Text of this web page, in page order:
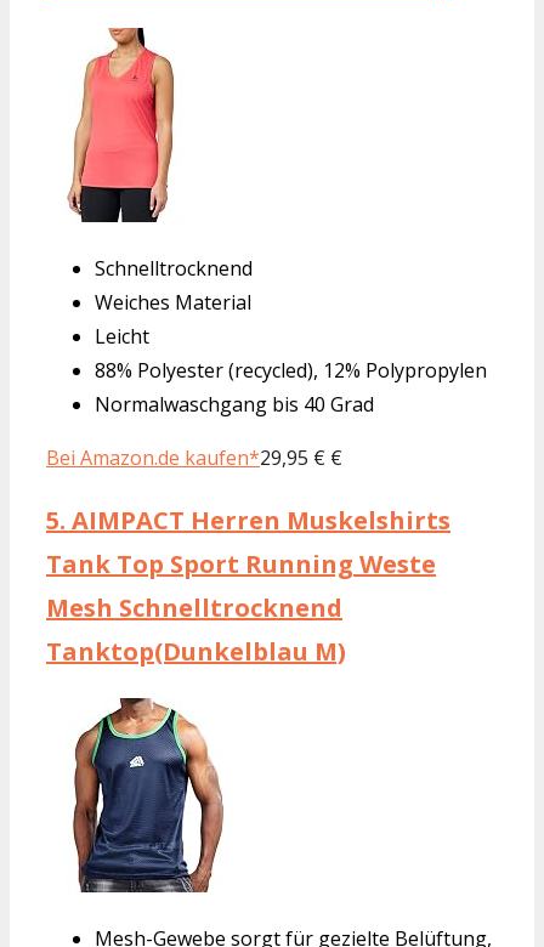
Schnelltrocknend
Weiches Material
Leicht
88% Polyester (recycled), 12% Polypropylen
Normalwaschgang bis 40 Grad
Bei Amazon.de kaufen*29,95 € €
5. AIMPACT Herren Muskelshirts
Tank Top Sport Running Weste
Mesh Schnelltrocknend
Tanktop(Dunkelblau M)
Mesh-Gewebe sorgt für gezielte Belüftung,